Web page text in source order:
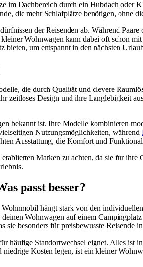
Dachbereich durch ein Hubdach oder
die mehr Schlafplätze benötigen, ohne
der Reisenden ab. Während
Wohnwagen kann dabei oft schon
bieten, um entspannt in den nächsten
die durch Qualität und clevere
zeitloses Design und ihre Langlebigkeit
bekannt ist. Ihre Modelle kombinieren
Nutzungsmöglichkeiten, während
Ausstattung, die Komfort und
Marken zu achten, da sie für
passt besser?
hängt stark von den
Wohnwagen auf einem
besonders für preisbewusste Reisende
häufige Standortwechsel eignet. Alles
Kosten legen, ist ein kleiner